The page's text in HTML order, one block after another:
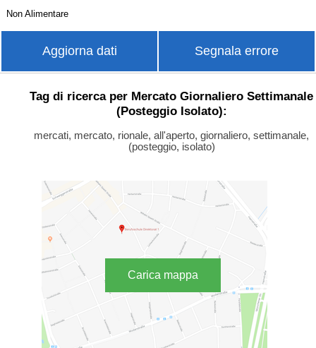
Non Alimentare
Aggiorna dati Segnala errore
Tag di ricerca per Mercato Giornaliero Settimanale
(Posteggio Isolato):
mercati, mercato, rionale, all'aperto, giornaliero, settimanale,
(posteggio, isolato)
Carica mappa